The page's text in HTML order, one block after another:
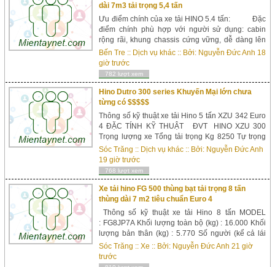
dài 7m3 tải trọng 5,4 tấn
Ưu điểm chính của xe tải HINO 5.4 tấn: Đặc
điểm chính phù hợp với người sử dụng: cabin
rộng rãi, khung chassis cứng vững, dễ dàng lên
xuống, góc nhìn rộng giúp lái xe quan sát kĩ , tầm
nhìn tối đa khi lái xe. Đạt tiêu chuẩn khí thải
EURO &...
Bến Tre :: Dịch vụ khác :: Bởi: Nguyễn Đức Anh 18
giờ trước
782 lượt xem
Hino Dutro 300 series Khuyến Mại lớn chưa
từng có $$$$$
Thông số kỹ thuật xe tải Hino 5 tấn XZU 342 Euro
4 ĐẶC TÍNH KỸ THUẬT ĐVT HINO XZU 300
Trọng lượng xe Tổng tải trọng Kg 8250 Tự trọng
Kg 2355 Kích thước xe Kích thước (D x R x C) mm
6010 x 1955 x 2140 Chiều dài cơ sở mm 3380
Chiều rộn...
Sóc Trăng :: Dịch vụ khác :: Bởi: Nguyễn Đức Anh
19 giờ trước
768 lượt xem
Xe tải hino FG 500 thùng bạt tải trọng 8 tấn
thùng dài 7 m2 tiêu chuẩn Euro 4
Thông số kỹ thuật xe tải Hino 8 tấn MODEL
: FG8JP7A Khối lượng toàn bộ (kg) : 16.000 Khối
lượng bản thân (kg) : 5.770 Số người (kể cả lái
xe) : 3 Kích thước : Dài x Rộng x Cao (mm) : 9.550
x 2.490 x 2.750 Chiều dài cơ sở (mm) : 5.530 Kích
thước lòng thùng hàng : 7.30...
Sóc Trăng ::Xe :: Bởi: Nguyễn Đức Anh 21 giờ
trước